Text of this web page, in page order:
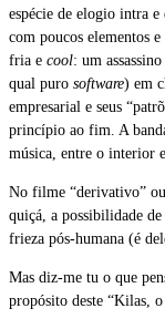
espécie de elogio intra
com poucos elementos
fria e cool: um
qual puro software) em
empresarial e seus
princípio ao fim. A
música, entre o interior
No filme “derivativo”
quiçá, a possibilidade
frieza pós-humana (é
Mas diz-me tu o que
propósito deste “Kilas,